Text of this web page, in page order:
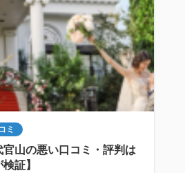
ミ
山の悪い口コミ・評判は
証】